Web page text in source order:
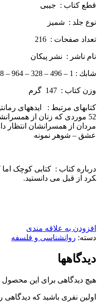
قطع كتاب : جیبی
نوع جلد : شمیز
تعداد صفحات : 216
نام ناشر : نشر پيكان
شابك : 1 – 496 – 328 – 964 – 978
وزن كتاب : 147 گرم
کتاب­های مرتبط : ایده­های
مردان از همسرانشان انتظار
عشق – شوهر نمونه
کرد از قبل می دانستید.
افزودن به علاقه مندی
دسته: روانشناسی و فلسفه
دیدگاهها
هیچ دیدگاهی برای این
اولین نفری باشید که